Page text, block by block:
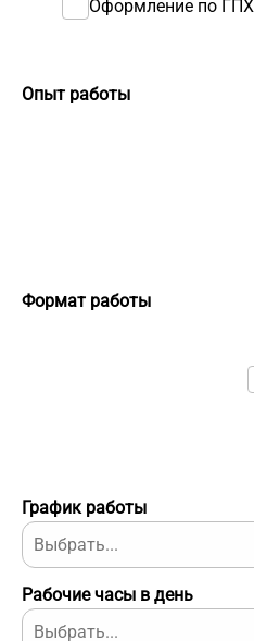
Оформление по ГПХ
Опыт работы
График работы
Рабочие часы в день
Формат работы